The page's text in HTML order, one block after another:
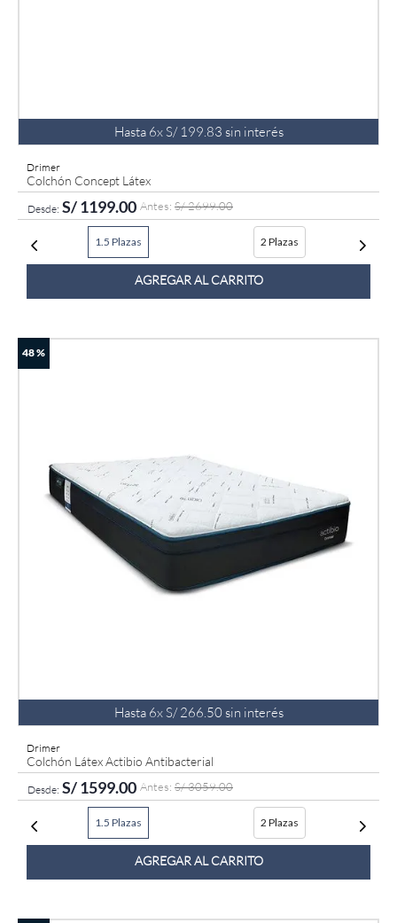
Hasta 6xS/ 199 83 sin interés
Drimer
Colchón Concept Látex
S/1199.00 S/2699.00
1.5 Plazas 2 Plazas
AGREGAR AL CARRITO
48 %
Hasta 6xS/ 266 50sin interés
Drimer
Colchón Látex Actibio Antibacterial
S/1599.00 S/3059.00
1.5 Plazas 2 Plazas
AGREGAR AL CARRITO